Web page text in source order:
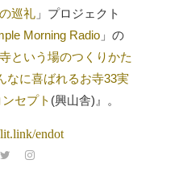
巡礼 」プロジェクト
Morning Radio 」の
という場のつくりかた
なに喜ばれるお寺33実
セプト (興山舎)』。
endot